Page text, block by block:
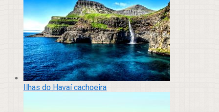
Ilhas do Havaí cachoeira